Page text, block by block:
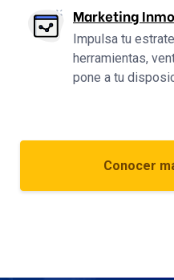
Marketing
Impulsa tu
herramientas,
pone a tu
Conocer